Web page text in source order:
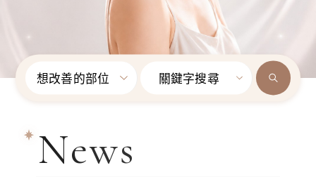
想改善的部位 關鍵字搜尋
News